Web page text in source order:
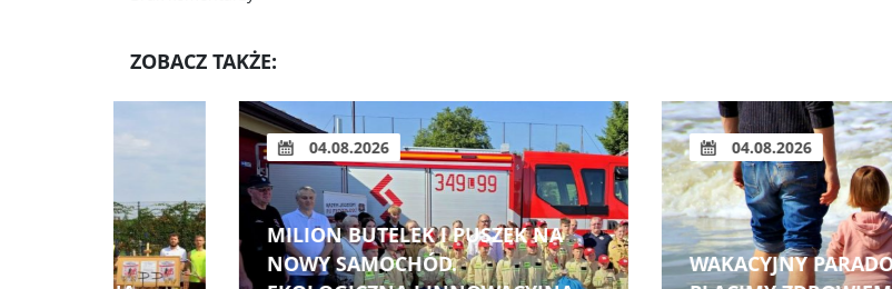
ZOBACZ TAKŻE:
04.08.2026
WAKACYJNY PARADOKS:
03.08.2026
PODLASIE 21. SEZON W III LIDZE